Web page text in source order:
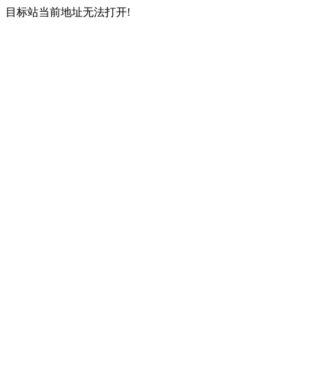
目标站当前地址无法打开!